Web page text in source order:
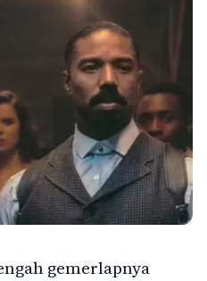
gemerlapnya